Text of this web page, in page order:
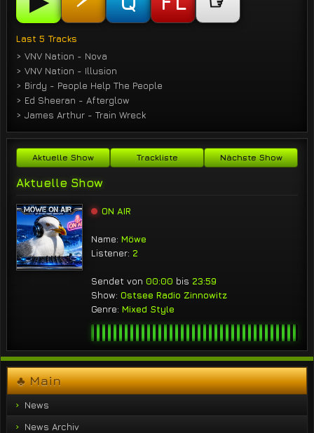
Last 5 Tracks
> VNV Nation - Nova
> VNV Nation - Illusion
> Birdy - People Help The People
> Ed Sheeran - Afterglow
> James Arthur - Train Wreck
Aktuelle Show Trackliste Nächste Show
Aktuelle Show
ON AIR
Name: Möwe
Listener: 2
Sendet von 00:00 bis 23:59
Show: Ostsee Radio Zinnowitz
Genre: Mixed Style
♣ Main
News
News Archiv